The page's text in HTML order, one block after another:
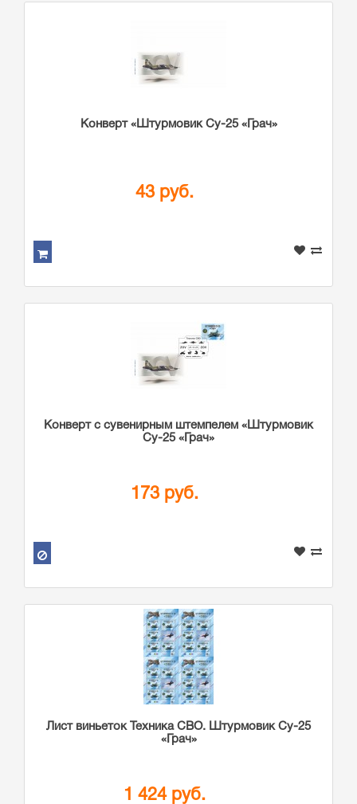
Конверт «Штурмовик Су-25 «Грач»
43 руб.
Конверт с сувенирным штемпелем «Штурмовик
Су-25 «Грач»
173 руб.
Лист виньеток Техника СВО. Штурмовик Су-25
«Грач»
1 424 руб.